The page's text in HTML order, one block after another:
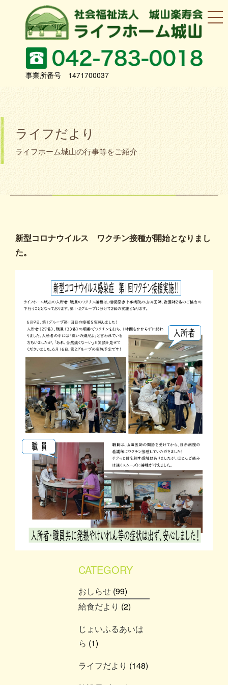
事業所番号 1471700037
ライフだより
ライフホーム城山の行事等をご紹介
新型コロナウイルス ワクチン接種が開始となりまし
た。
CATEGORY
おしらせ (99)
給食だより (2)
じょいふるあいは
ら (1)
ライフだより (148)